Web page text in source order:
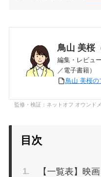
鳥山 美桜
編集・レビュ
／電子書籍）
鳥山 美桜の
監修・検証：ネットオフ オウンド
目次
【一覧表】映